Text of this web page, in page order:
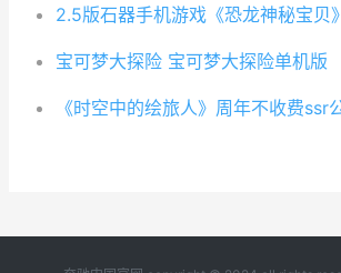
2.5版石器手机游戏《恐龙神秘宝贝
宝可梦大探险 宝可梦大探险单机版
《时空中的绘旅人》周年不收费ssr